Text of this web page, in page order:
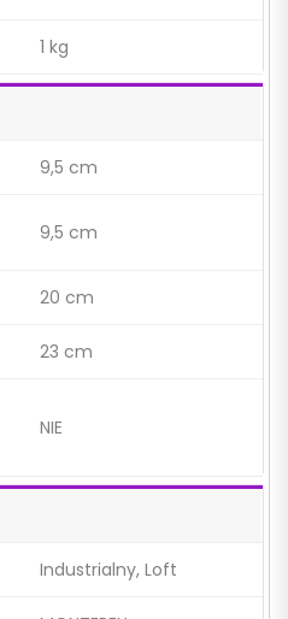
1 kg
9,5 cm
9,5 cm
20 cm
23 cm
NIE
Industrialny, Loft